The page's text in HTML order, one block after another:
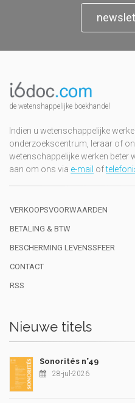
de wetenshappelijke boekhandel
Indien u wetenschappelijke
onderzoekscentrum, leraar of
wetenschappelijke werken beter
aan om ons via e-mail of
VERKOOPSVOORWAARDEN
BETALING & BTW
BESCHERMING LEVENSSFEER
CONTACT
RSS
Nieuwe titels
Sonorités n°49
28-jul-2026